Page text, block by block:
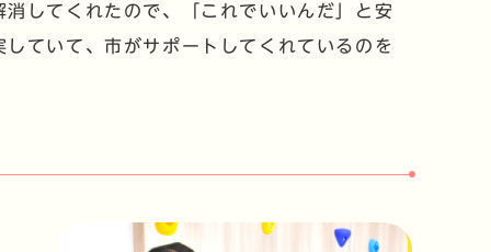
してくれたので、「これでいいんだ」と安
ていて、市がサポートしてくれているのを